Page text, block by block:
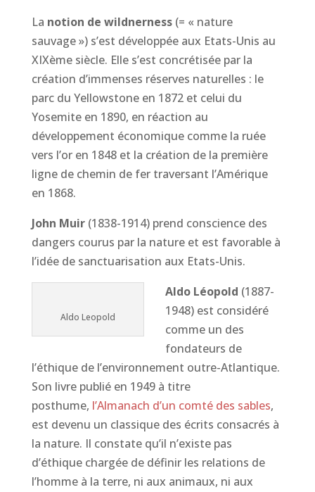
La notion de wildnerness(= « nature
sauvage ») s’est développée aux Etats-Unis au
XIXème siècle. Elle s’est concrétisée par la
création d’immenses réserves naturelles : le
parc du Yellowstone en 1872 et celui du
Yosemite en 1890, en réaction au
développement économique comme la ruée
vers l’or en 1848 et la création de la première
ligne de chemin de fer traversant l’Amérique
en 1868.
John Muir(1838-1914) prend conscience des
dangers courus par la nature et est favorable à
l’idée de sanctuarisation aux Etats-Unis.
Aldo Leopold
Aldo Léopold (1887-
1948) est considéré
comme un des
fondateurs de
l’éthique de l’environnement outre-Atlantique.
Son livre publié en 1949 à titre
posthume, l’Almanach d’un comté des sables,
est devenu un classique des écrits consacrés à
la nature. Il constate qu’il n’existe pas
d’éthique chargée de définir les relations de
l’homme à la terre, ni aux animaux, ni aux